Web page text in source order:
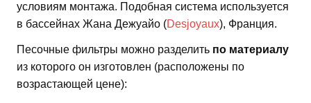
условиям монтажа. Подобная система используется
в бассейнах Жана Дежуайо (Desjoyaux), Франция.
Песочные фильтры можно разделить по материалу
из которого он изготовлен (расположены по
возрастающей цене):